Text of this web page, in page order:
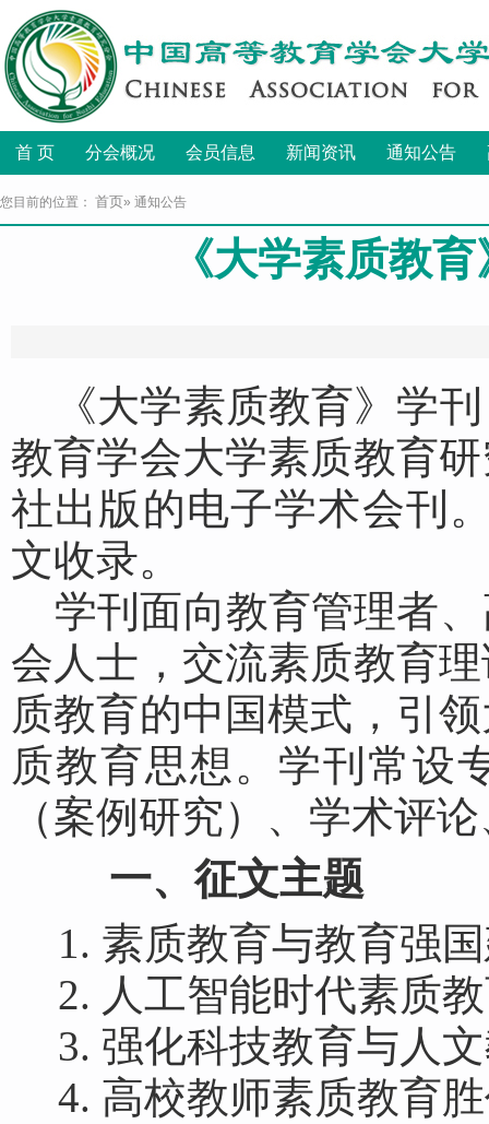
首 页 分会概况 会员信息 新闻资讯 通知公告
您目前的位置： 首页» 通知公告
《大学素质教
《大学素质教育》学
教育学会大学素质教育
社出版的电子学术会刊
文收录。
学刊面向教育管理者
会人士，交流素质教育
质教育的中国模式，引
质教育思想。学刊常设
（案例研究）、学术评
一、征文主题
1. 素质教育与教育强
2. 人工智能时代素质
3. 强化科技教育与人
4. 高校教师素质教育